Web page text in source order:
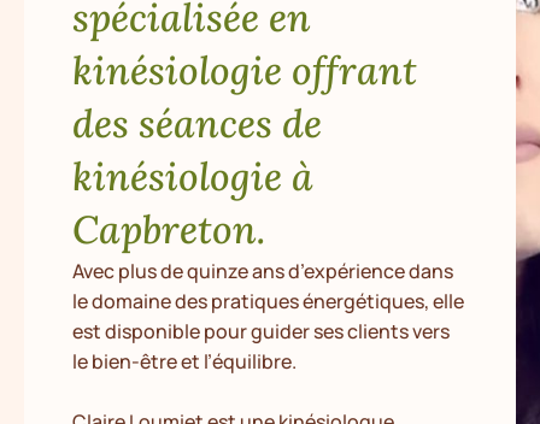
spécialisée en
kinésiologie offrant
des séances de
kinésiologie à
Capbreton.
Avec plus de quinze ans d’expérience dans
le domaine des pratiques énergétiques, elle
est disponible pour guider ses clients vers
le bien-être et l’équilibre.